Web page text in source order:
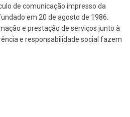
de comunicação impresso da
em 20 de agosto de 1986.
e prestação de serviços junto à
e responsabilidade social fazem